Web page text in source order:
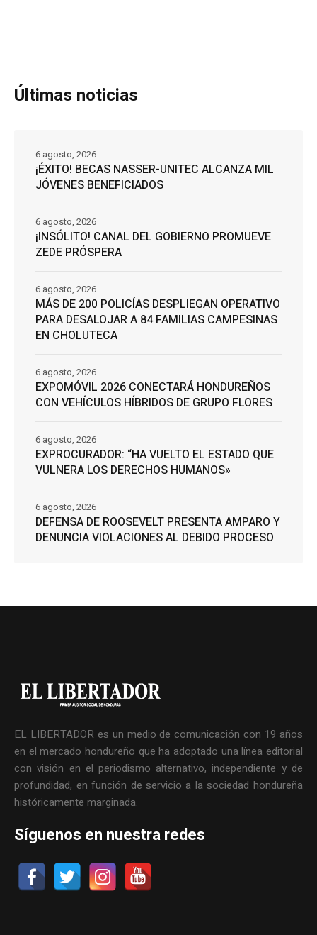
Últimas noticias
¡ÉXITO! BECAS NASSER-UNITEC ALCANZA MIL
JÓVENES BENEFICIADOS
6 agosto, 2026
¡INSÓLITO! CANAL DEL GOBIERNO PROMUEVE
ZEDE PRÓSPERA
6 agosto, 2026
MÁS DE 200 POLICÍAS DESPLIEGAN OPERATIVO
PARA DESALOJAR A 84 FAMILIAS CAMPESINAS
EN CHOLUTECA
6 agosto, 2026
EXPOMÓVIL 2026 CONECTARÁ HONDUREÑOS
CON VEHÍCULOS HÍBRIDOS DE GRUPO FLORES
6 agosto, 2026
EXPROCURADOR: “HA VUELTO EL ESTADO QUE
VULNERA LOS DERECHOS HUMANOS»
6 agosto, 2026
DEFENSA DE ROOSEVELT PRESENTA AMPARO Y
DENUNCIA VIOLACIONES AL DEBIDO PROCESO
6 agosto, 2026
EL LIBERTADOR es un medio de comunicación con 19 años
en el mercado hondureño que ha adoptado una línea editorial
con visión en el periodismo alternativo, independiente y de
profundidad, en función de servicio a la sociedad hondureña
históricamente marginada.
Síguenos en nuestra redes